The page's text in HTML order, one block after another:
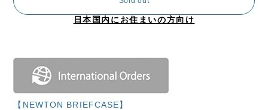
日本国内にお住まいの方向け
【NEWTON BRIEFCASE】